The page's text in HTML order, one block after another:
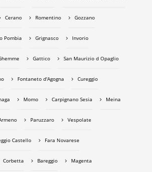
Cerano Romentino Gozzano
Pombia Grignasco Invorio
Gattico San Maurizio d Opaglio
Fontaneto d'Agogna Cureggio
Momo Carpignano Sesia Meina
Paruzzaro Vespolate
Castello Fara Novarese
Corbetta Bareggio Magenta